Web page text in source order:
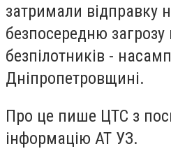
затримали відправку
безпосередню
безпілотників -
Дніпропетровщині.
Про це пише ЦТС з
інформацію АТ УЗ.